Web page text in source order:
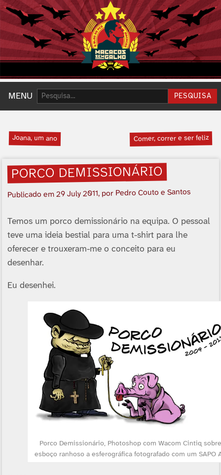
MENU Pesquisar: PESQUISA
Joana, um ano Comer, correr e ser feliz
PORCO DEMISSIONÁRIO
Publicado em29 July 2011, por Pedro Couto e Santos
Temos um porco demissionário na equipa. O pessoal
teve uma ideia bestial para uma t-shirt para lhe
oferecer e trouxeram-me o conceito para eu
desenhar.
Eu desenhei.
Porco Demissionário, Photoshop com Wacom Cintiq sobre
esboço ranhoso a esferográfica fotografado com um SAPO